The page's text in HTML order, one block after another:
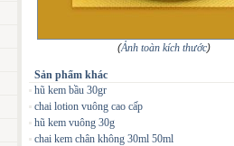
(Ảnh toàn kích thước)
Sản phẩm khác
hũ kem bầu 30gr
chai lotion vuông cao cấp
hũ kem vuông 30g
chai kem chân không 30ml 50ml